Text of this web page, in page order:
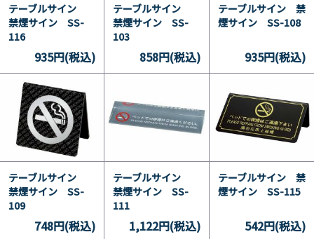
テーブルサイン
禁煙サイン SS-
116
935円(税込)
テーブルサイン
禁煙サイン SS-
103
858円(税込)
テーブルサイン 禁
煙サイン SS-108
935円(税込)
テーブルサイン
禁煙サイン SS-
109
748円(税込)
テーブルサイン
禁煙サイン SS-
111
1,122円(税込)
テーブルサイン 禁
煙サイン SS-115
542円(税込)